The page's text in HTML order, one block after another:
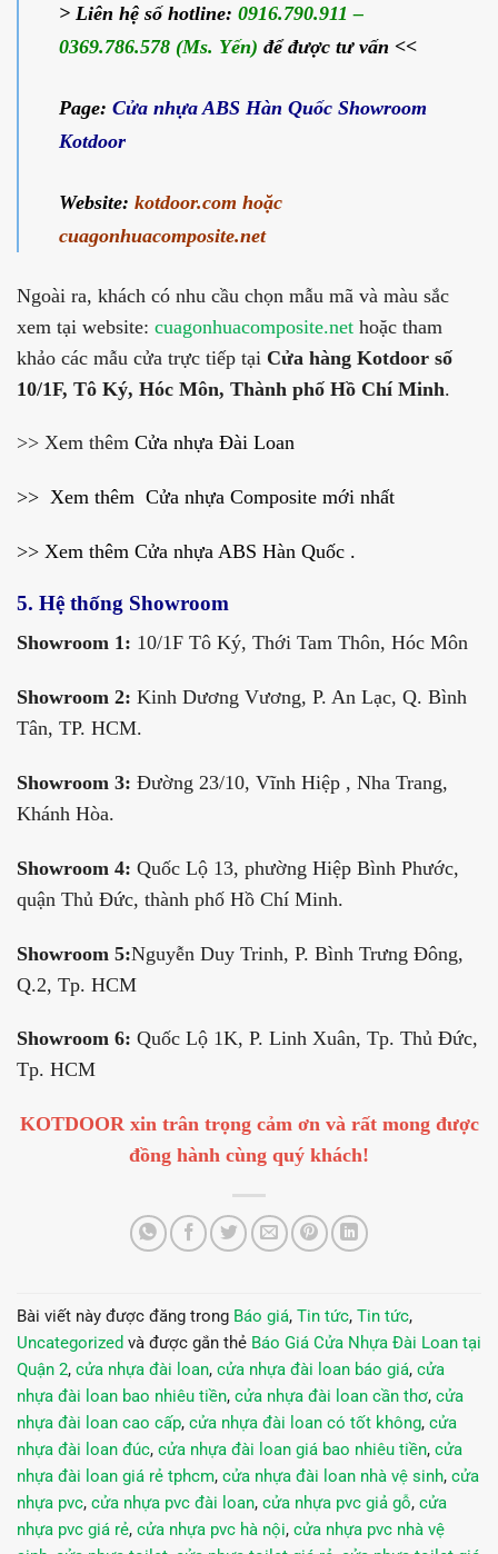
> Liên hệ số hotline: 0916.790.911 –
0369.786.578 (Ms. Yến) để được tư vấn <<
Page: Cửa nhựa ABS Hàn Quốc Showroom
Kotdoor
Website: kotdoor.com hoặc
cuagonhuacomposite.net
Ngoài ra, khách có nhu cầu chọn mẫu mã và màu sắc
xem tại website: cuagonhuacomposite.net hoặc tham
khảo các mẫu cửa trực tiếp tại Cửa hàng Kotdoor số
10/1F, Tô Ký, Hóc Môn, Thành phố Hồ Chí Minh.
>> Xem thêm Cửa nhựa Đài Loan
>> Xem thêm Cửa nhựa Composite mới nhất
>> Xem thêm Cửa nhựa ABS Hàn Quốc .
5. Hệ thống Showroom
Showroom 1: 10/1F Tô Ký, Thới Tam Thôn, Hóc Môn
Showroom 2: Kinh Dương Vương, P. An Lạc, Q. Bình
Tân, TP. HCM.
Showroom 3: Đường 23/10, Vĩnh Hiệp , Nha Trang,
Khánh Hòa.
Showroom 4: Quốc Lộ 13, phường Hiệp Bình Phước,
quận Thủ Đức, thành phố Hồ Chí Minh.
Showroom 5:Nguyễn Duy Trinh, P. Bình Trưng Đông,
Q.2, Tp. HCM
Showroom 6: Quốc Lộ 1K, P. Linh Xuân, Tp. Thủ Đức,
Tp. HCM
KOTDOOR xin trân trọng cảm ơn và rất mong được
đồng hành cùng quý khách!
Bài viết này được đăng trong Báo giá, Tin tức, Tin tức,
Uncategorized và được gắn thẻ Báo Giá Cửa Nhựa Đài Loan tại
Quận 2, cửa nhựa đài loan, cửa nhựa đài loan báo giá, cửa
nhựa đài loan bao nhiêu tiền, cửa nhựa đài loan cần thơ, cửa
nhựa đài loan cao cấp, cửa nhựa đài loan có tốt không, cửa
nhựa đài loan đúc, cửa nhựa đài loan giá bao nhiêu tiền, cửa
nhựa đài loan giá rẻ tphcm, cửa nhựa đài loan nhà vệ sinh, cửa
nhựa pvc, cửa nhựa pvc đài loan, cửa nhựa pvc giả gỗ, cửa
nhựa pvc giá rẻ, cửa nhựa pvc hà nội, cửa nhựa pvc nhà vệ